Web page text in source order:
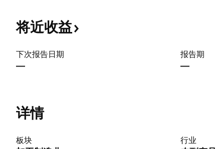
将近收益
下次报告日期
—
报告期
—
详情
板块 行业